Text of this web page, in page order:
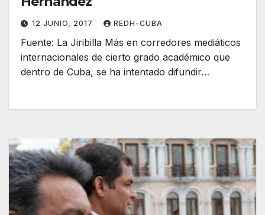
12 JUNIO, 2017 REDH-CUBA
Fuente: La Jiribilla Más en corredores mediáticos
internacionales de cierto grado académico que
dentro de Cuba, se ha intentado difundir…